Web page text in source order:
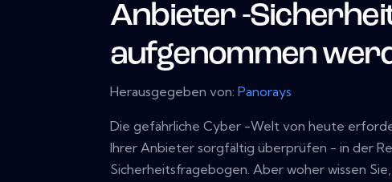
Anbieter -
aufgenommen
Herausgegeben von: Panorays
Die gefährliche Cyber ​​-Welt von heute
Ihrer Anbieter sorgfältig überprüfen - in der
Sicherheitsfragebogen. Aber woher wissen